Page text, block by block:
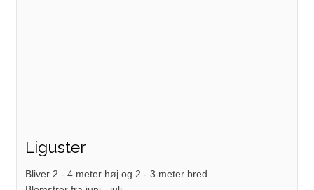
Liguster
Bliver 2 - 4 meter høj og 2 - 3 meter bred